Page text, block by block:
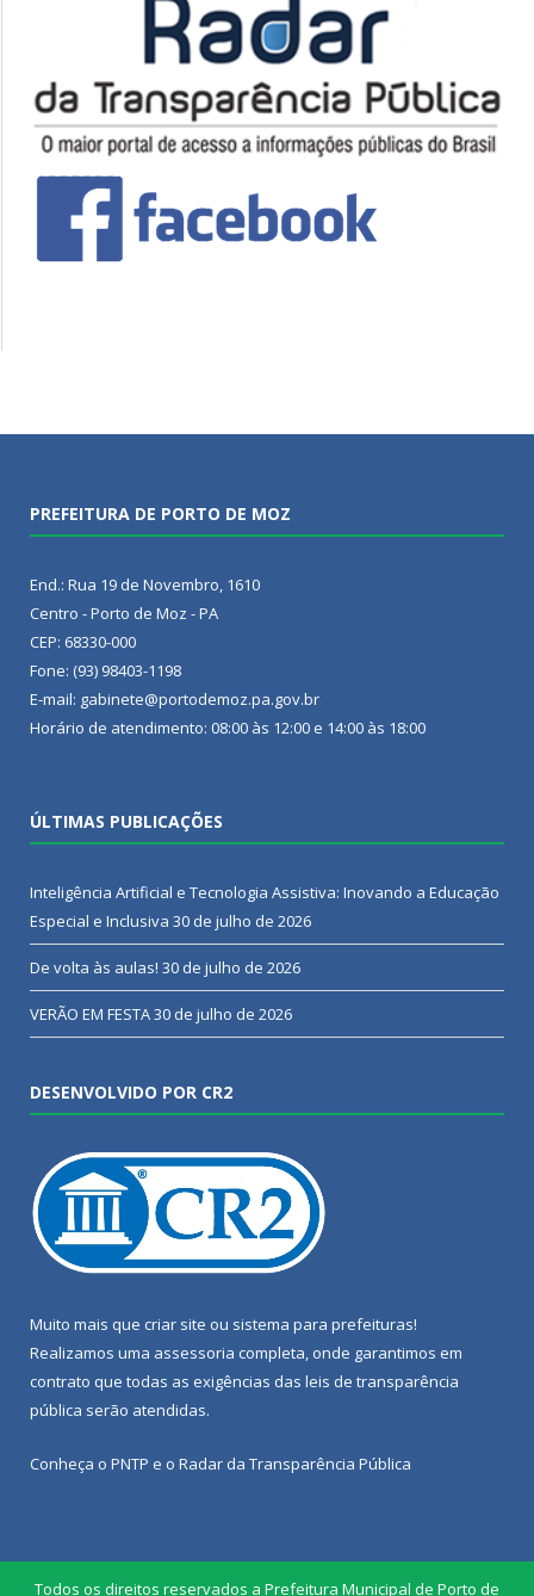
PREFEITURA DE PORTO DE MOZ
End.: Rua 19 de Novembro, 1610
Centro - Porto de Moz - PA
CEP: 68330-000
Fone: (93) 98403-1198
E-mail: gabinete@portodemoz.pa.gov.br
Horário de atendimento: 08:00 às 12:00 e 14:00 às 18:00
ÚLTIMAS PUBLICAÇÕES
Inteligência Artificial e Tecnologia Assistiva: Inovando a Educação
Especial e Inclusiva 30 de julho de 2026
De volta às aulas! 30 de julho de 2026
VERÃO EM FESTA30 de julho de 2026
DESENVOLVIDO POR CR2
Muito mais que criar site ou sistema para prefeituras!
Realizamos uma assessoria completa, onde garantimos em
contrato que todas as exigências das leis de transparência
pública serão atendidas.
Conheça o PNTP e o Radar da Transparência Pública
Todos os direitos reservados a Prefeitura Municipal de Porto de